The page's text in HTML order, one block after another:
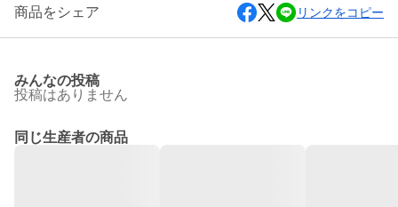
商品をシェア リンクをコピー
みんなの投稿
投稿はありません
同じ生産者の商品